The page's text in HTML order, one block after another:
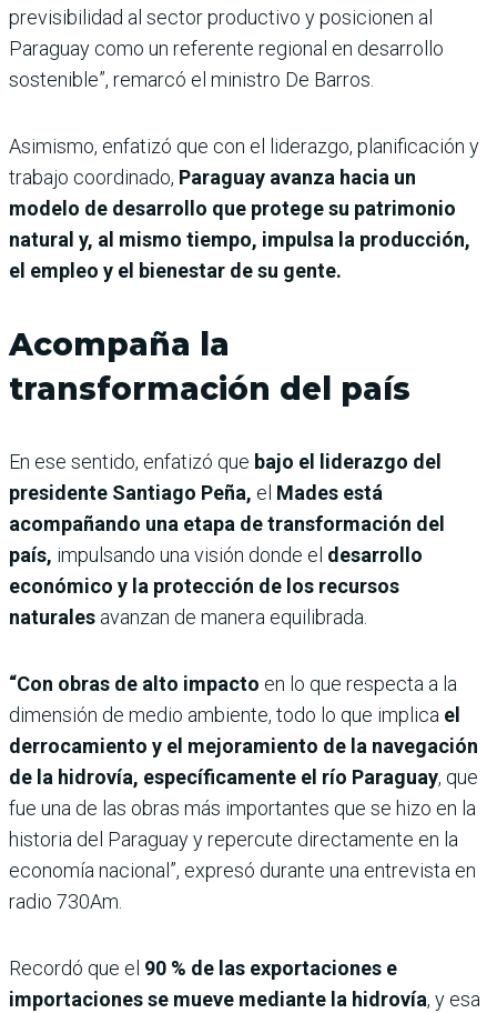
previsibilidad al sector productivo y posicionen al
Paraguay como un referente regional en desarrollo
sostenible”, remarcó el ministro De Barros.
Asimismo, enfatizó que con el liderazgo, planificación y
trabajo coordinado, Paraguay avanza hacia un
modelo de desarrollo que protege su patrimonio
natural y, al mismo tiempo, impulsa la producción,
el empleo y el bienestar de su gente.
Acompaña la
transformación del país
En ese sentido, enfatizó que bajo el liderazgo del
presidente Santiago Peña, el Mades está
acompañando una etapa de transformación del
país, impulsando una visión donde el desarrollo
económico y la protección de los recursos
naturales avanzan de manera equilibrada.
“Con obras de alto impacto en lo que respecta a la
dimensión de medio ambiente, todo lo que implica el
derrocamiento y el mejoramiento de la navegación
de la hidrovía, específicamente el río Paraguay, que
fue una de las obras más importantes que se hizo en la
historia del Paraguay y repercute directamente en la
economía nacional”, expresó durante una entrevista en
radio 730Am.
Recordó que el 90 % de las exportaciones e
importaciones se mueve mediante la hidrovía, y esa